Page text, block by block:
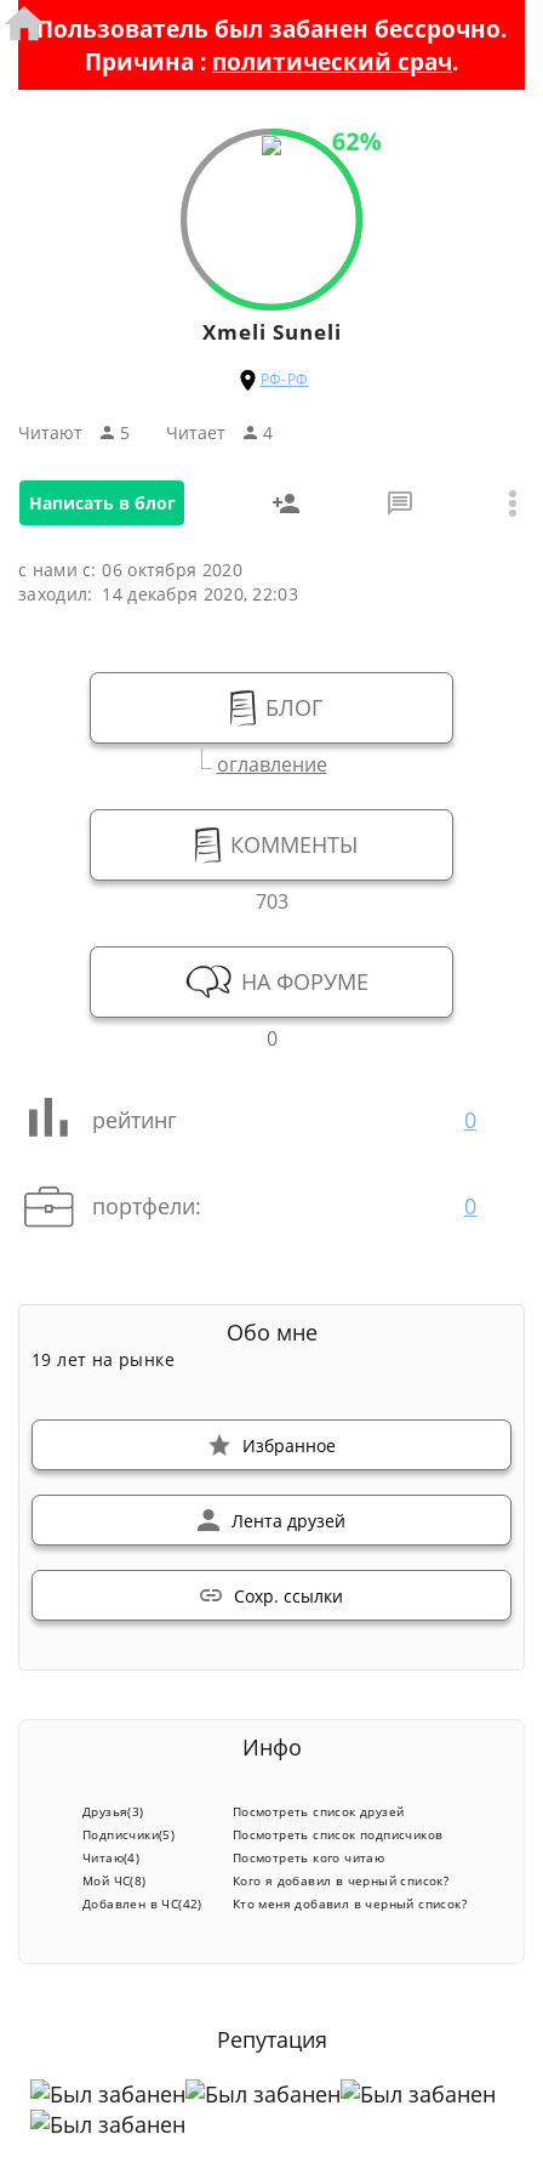
Пользователь был забанен бессрочно.
Причина : политический срач.
62%
Xmeli Suneli
РФ-РФ
Читают 5 Читаeт 4
Написать в блог
с нами с: 06 октября 2020
заходил: 14 декабря 2020, 22:03
БЛОГ
оглавление
КОММЕНТЫ
703
НА ФОРУМЕ
0
рейтинг 0
портфели: 0
Обо мне
19 лет на рынке
Избранное
Лента друзей
Сохр. ссылки
Инфо
Друзья(3)
Подписчики(5)
Читаю(4)
Мой ЧС(8)
Добавлен в ЧС(42)
Посмотреть список друзей
Посмотреть список подписчиков
Посмотреть кого читаю
Кого я добавил в черный список?
Кто меня добавил в черный список?
Репутация